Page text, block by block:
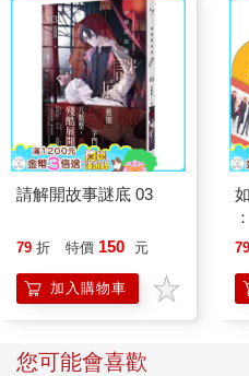
8.魚有多少條
難易度：★★ 完成時間
燦烈的爸爸很喜歡養魚，尤其是
到魚缸前，笑著對燦烈說：「兒
說好看，並問爸爸魚缸裡都是什
種魚，有好看的五彩神仙魚，
一道數學題。爸爸說，現在魚
子裡一照，正好是兩種魚的總和
條？
9.切蛋糕
難易度：★ 完成時間：
請解開故事謎底 03
79 折 特價 150 元
加入購物車
79
您可能會喜歡